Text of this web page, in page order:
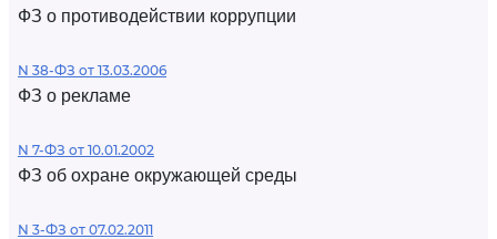
ФЗ о противодействии коррупции
N 38-ФЗ от 13.03.2006
ФЗ о рекламе
N 7-ФЗ от 10.01.2002
ФЗ об охране окружающей среды
N 3-ФЗ от 07.02.2011